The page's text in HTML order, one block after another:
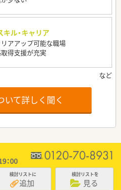
キル・キャリア
アアップ可能な職場
得支援が充実
いて詳しく聞く
検討リストに
追加
検討リストを
見る